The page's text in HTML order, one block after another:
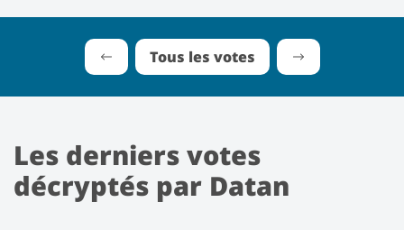
Tous les votes
Les derniers votes
décryptés par Datan